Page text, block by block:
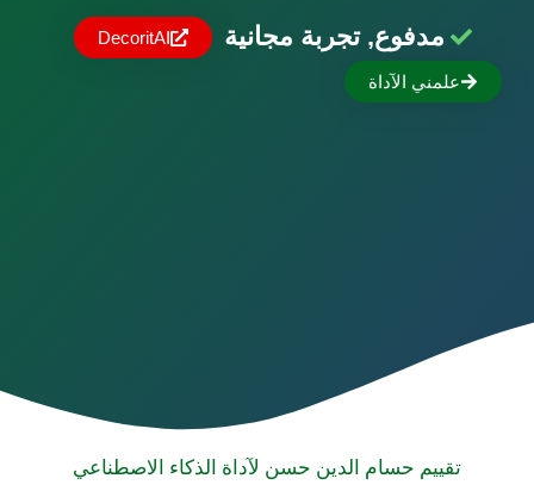
مدفوع, تجربة مجانية DecoritAI
علمني الآداة
تقييم حسام الدين حسن لآداة الذكاء الاصطناعي